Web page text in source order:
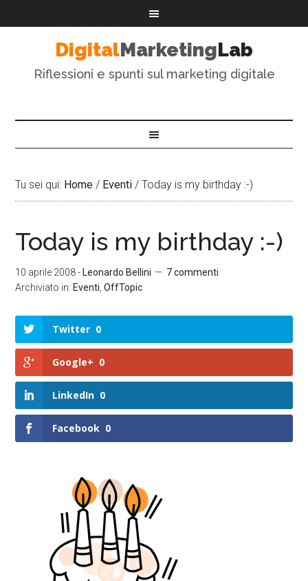
DigitalMarketingLab
Riflessioni e spunti sul marketing digitale
Tu sei qui: Home / Eventi / Today is my birthday :-)
Today is my birthday :-)
10 aprile 2008- Leonardo Bellini
7 commenti
Archiviato in: Eventi ,OffTopic
Twitter 0
Google+ 0
LinkedIn 0
Facebook 0